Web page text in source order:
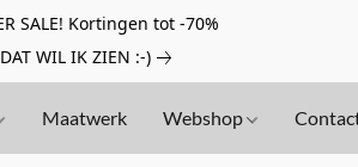
SALE! Kortingen tot -70%
DAT WIL IK ZIEN :-)
Maatwerk Webshop